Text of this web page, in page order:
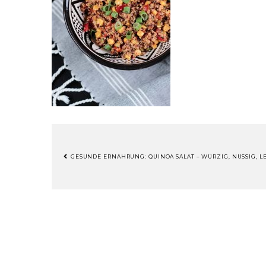
GESUNDE ERNÄHRUNG: QUINOA SALAT – WÜRZIG, NUSSIG,